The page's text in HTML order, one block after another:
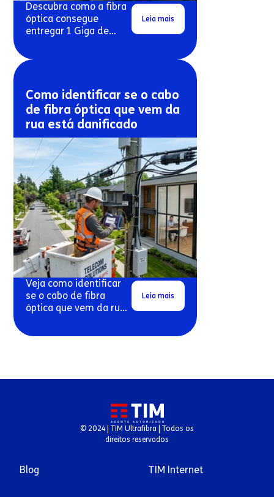
Descubra como a fibra
óptica consegue
entregar 1 Giga de
conexões residenciais.
Leia mais
Como identificar se o cabo
de fibra óptica que vem da
rua está danificado
Veja como identificar
se o cabo de fibra
óptica que vem da rua
Leia mais
© 2024 | TIM Ultrafibra | Todos os
direitos reservados
Blog TIM Internet